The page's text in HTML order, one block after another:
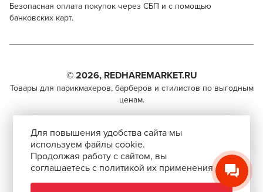
Безопасная оплата покупок через СБП и с помощью
банковских карт.
© 2026, REDHAREMARKET.RU
Товары для парикмахеров, барберов и стилистов по выгодным
ценам.
+7 (495) 981-65-84
info@redhare.ru
г. Москва, ул. Нижняя Красносельская, 35-64,
этаж 6, помещение 1, комната 22, кабинет 2
Для повышения удобства сайта мы
используем файлы cookie.
Продолжая работу с сайтом, вы
соглашаетесь с политикой их применения
I love my hair Spider M Pink
СКОПИРОВАТЬ ССЫЛКУ
ВКОНТАКТЕ
WHATSAPP
парикмахерам, барберам, колористам и другим
специалистам бьюти-индустрии.